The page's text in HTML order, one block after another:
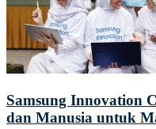
Samsung Innovation
dan Manusia untuk